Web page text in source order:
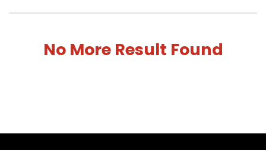
No More Result Found